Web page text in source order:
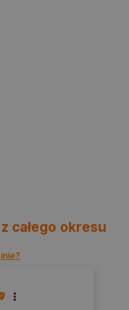
z całego okresu